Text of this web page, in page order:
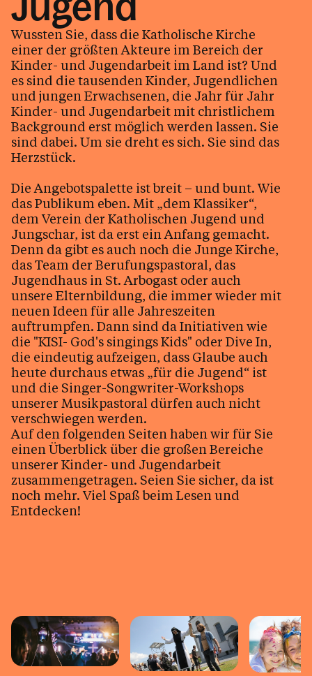
Kultur & Erbe
Ethik & Verantwortung
Glaube & Feste
Das Kirchenjahr im Überblick
Aktuelles
Kalender
Wussten Sie, dass die Katholische Kirche
einer der größten Akteure im Bereich der
Kinder- und Jugendarbeit im Land ist? Und
es sind die tausenden Kinder, Jugendlichen
und jungen Erwachsenen, die Jahr für Jahr
Kinder- und Jugendarbeit mit christlichem
Background erst möglich werden lassen. Sie
sind dabei. Um sie dreht es sich. Sie sind das
Herzstück.
Die Angebotspalette ist breit – und bunt. Wie
das Publikum eben. Mit „dem Klassiker“,
dem Verein der Katholischen Jugend und
Jungschar, ist da erst ein Anfang gemacht.
Denn da gibt es auch noch die Junge Kirche,
das Team der Berufungspastoral, das
Jugendhaus in St. Arbogast oder auch
unsere Elternbildung, die immer wieder mit
neuen Ideen für alle Jahreszeiten
auftrumpfen. Dann sind da Initiativen wie
die "KISI- God's singings Kids" oder Dive In,
die eindeutig aufzeigen, dass Glaube auch
heute durchaus etwas „für die Jugend“ ist
und die Singer-Songwriter-Workshops
unserer Musikpastoral dürfen auch nicht
verschwiegen werden.
Auf den folgenden Seiten haben wir für Sie
einen Überblick über die großen Bereiche
unserer Kinder- und Jugendarbeit
zusammengetragen. Seien Sie sicher, da ist
noch mehr. Viel Spaß beim Lesen und
Entdecken!